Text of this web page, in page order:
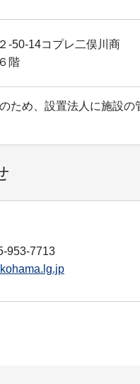
‐50‐14コプレ二俣川商
階
ため、設置法人に施設の
953-7713